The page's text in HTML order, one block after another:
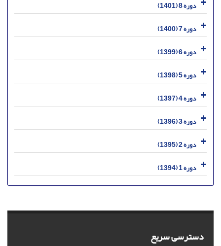
دوره 8 (1401)
دوره 7 (1400)
دوره 6 (1399)
دوره 5 (1398)
دوره 4 (1397)
دوره 3 (1396)
دوره 2 (1395)
دوره 1 (1394)
دسترسی سریع